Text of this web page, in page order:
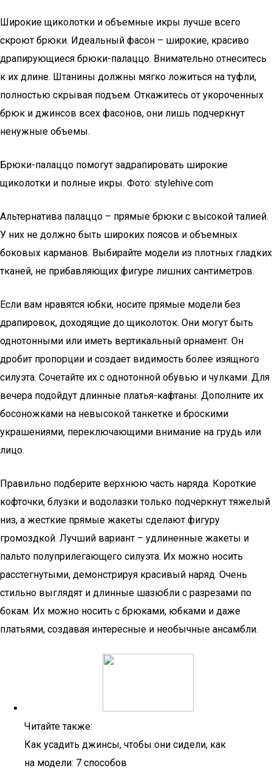
Широкие щиколотки и объемные икры лучше всего
скроют брюки. Идеальный фасон – широкие, красиво
драпирующиеся брюки-палаццо. Внимательно отнеситесь
к их длине. Штанины должны мягко ложиться на туфли,
полностью скрывая подъем. Откажитесь от укороченных
брюк и джинсов всех фасонов, они лишь подчеркнут
ненужные объемы.
Брюки-палаццо помогут задрапировать широкие
щиколотки и полные икры. Фото: stylehive.com
Альтернатива палаццо – прямые брюки с высокой талией.
У них не должно быть широких поясов и объемных
боковых карманов. Выбирайте модели из плотных гладких
тканей, не прибавляющих фигуре лишних сантиметров.
Если вам нравятся юбки, носите прямые модели без
драпировок, доходящие до щиколоток. Они могут быть
однотонными или иметь вертикальный орнамент. Он
дробит пропорции и создает видимость более изящного
силуэта. Сочетайте их с однотонной обувью и чулками. Для
вечера подойдут длинные платья-кафтаны. Дополните их
босоножками на невысокой танкетке и броскими
украшениями, переключающими внимание на грудь или
лицо.
Правильно подберите верхнюю часть наряда. Короткие
кофточки, блузки и водолазки только подчеркнут тяжелый
низ, а жесткие прямые жакеты сделают фигуру
громоздкой. Лучший вариант – удлиненные жакеты и
пальто полуприлегающего силуэта. Их можно носить
расстегнутыми, демонстрируя красивый наряд. Очень
стильно выглядят и длинные шазюбли с разрезами по
бокам. Их можно носить с брюками, юбками и даже
платьями, создавая интересные и необычные ансамбли.
Читайте также:
Как усадить джинсы, чтобы они сидели, как
на модели: 7 способов